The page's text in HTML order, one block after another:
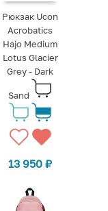
Рюкзак Ucon
Acrobatics
Hajo Medium
Lotus Glacier
Grey - Dark
Sand
13 950₽